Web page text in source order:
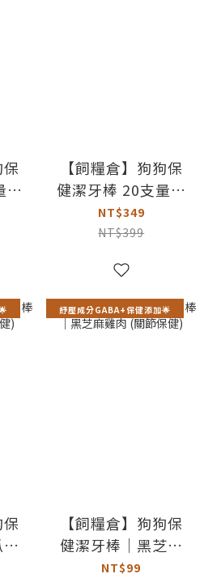
保
販
【飼糧倉】狗狗保
健潔牙棒 20支量販
包｜南瓜鱉蛋 (毛膚
保健)
NT$349
NT$399
保
紓壓成分GABA+保健添加🌟
【飼糧倉】狗狗保
健潔牙棒｜黑芝麻
雞肉 (關節保健)
NT$99